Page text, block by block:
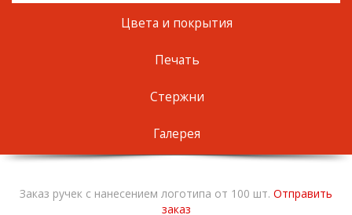
Цвета и покрытия
Печать
Стержни
Галерея
Заказ ручек с нанесением логотипа от 100 шт. Отправить
заказ